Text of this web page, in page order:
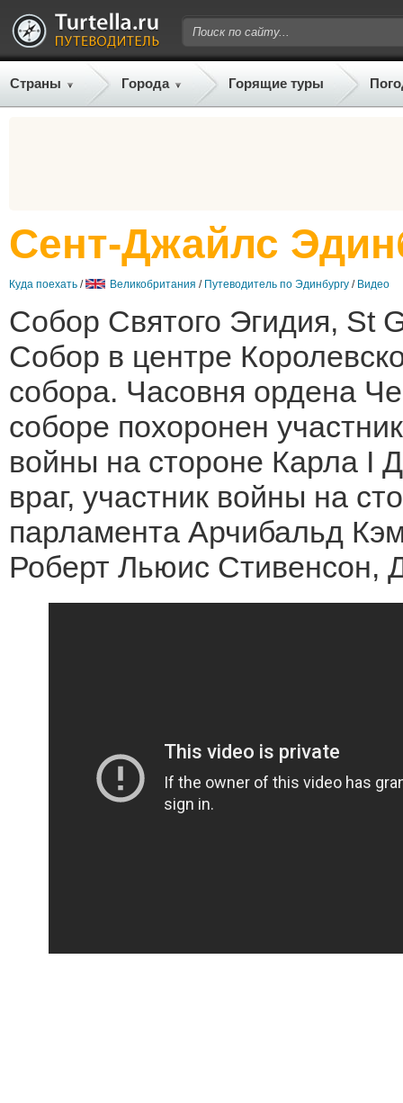
Страны Города Горящие туры
Сент-Джайлс
Куда поехать / Великобритания / Путеводитель по Эдинбургу / Видео
Собор Святого Эгидия, St
Собор в центре
собора. Часовня ордена
соборе похоронен
войны на стороне Карла I
враг, участник войны на
парламента Арчибальд
Роберт Льюис Стивенсон,